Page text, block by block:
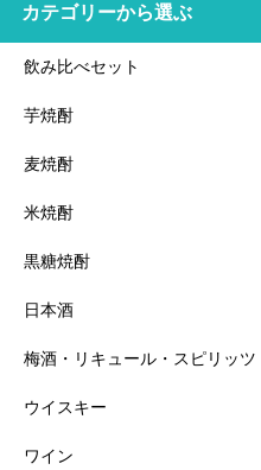
カテゴリーから選ぶ
飲み比べセット
芋焼酎
麦焼酎
米焼酎
黒糖焼酎
日本酒
梅酒・リキュール・スピリッツ
ウイスキー
ワイン